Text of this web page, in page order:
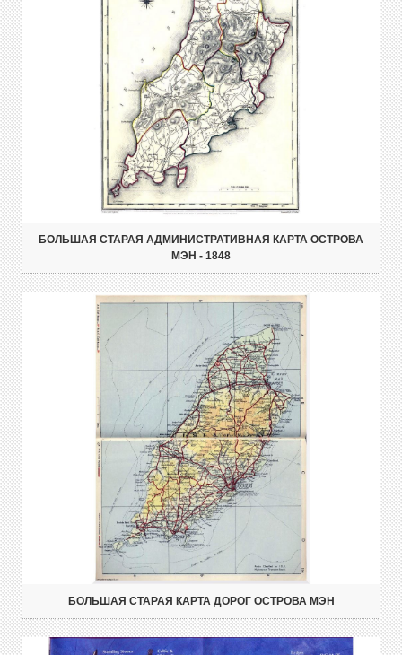
БОЛЬШАЯ СТАРАЯ АДМИНИСТРАТИВНАЯ КАРТА ОСТРОВА
МЭН - 1848
БОЛЬШАЯ СТАРАЯ КАРТА ДОРОГ ОСТРОВА МЭН